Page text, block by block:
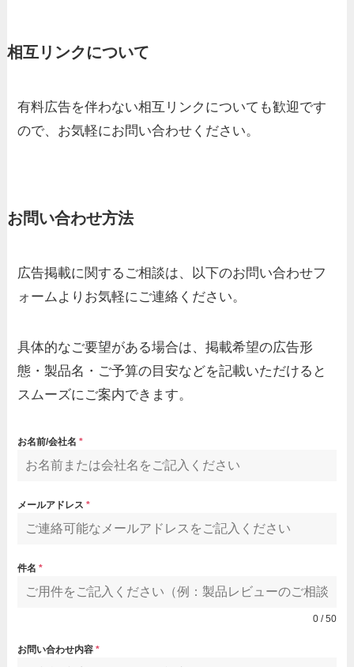
相互リンクについて
有料広告を伴わない相互リンクについても歓迎です
ので、お気軽にお問い合わせください。
お問い合わせ方法
広告掲載に関するご相談は、以下のお問い合わせフ
ォームよりお気軽にご連絡ください。
具体的なご要望がある場合は、掲載希望の広告形
態・製品名・ご予算の目安などを記載いただけると
スムーズにご案内できます。
お名前/会社名*
メールアドレス*
件名*
0 / 50
お問い合わせ内容*